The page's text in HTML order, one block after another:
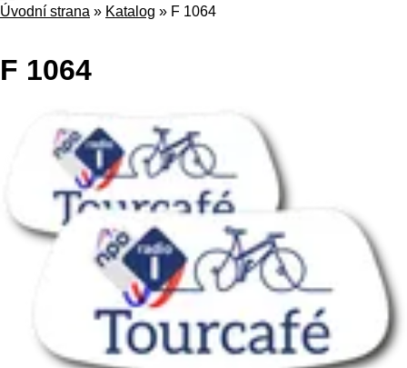
Úvodní strana » Katalog » F 1064
F 1064